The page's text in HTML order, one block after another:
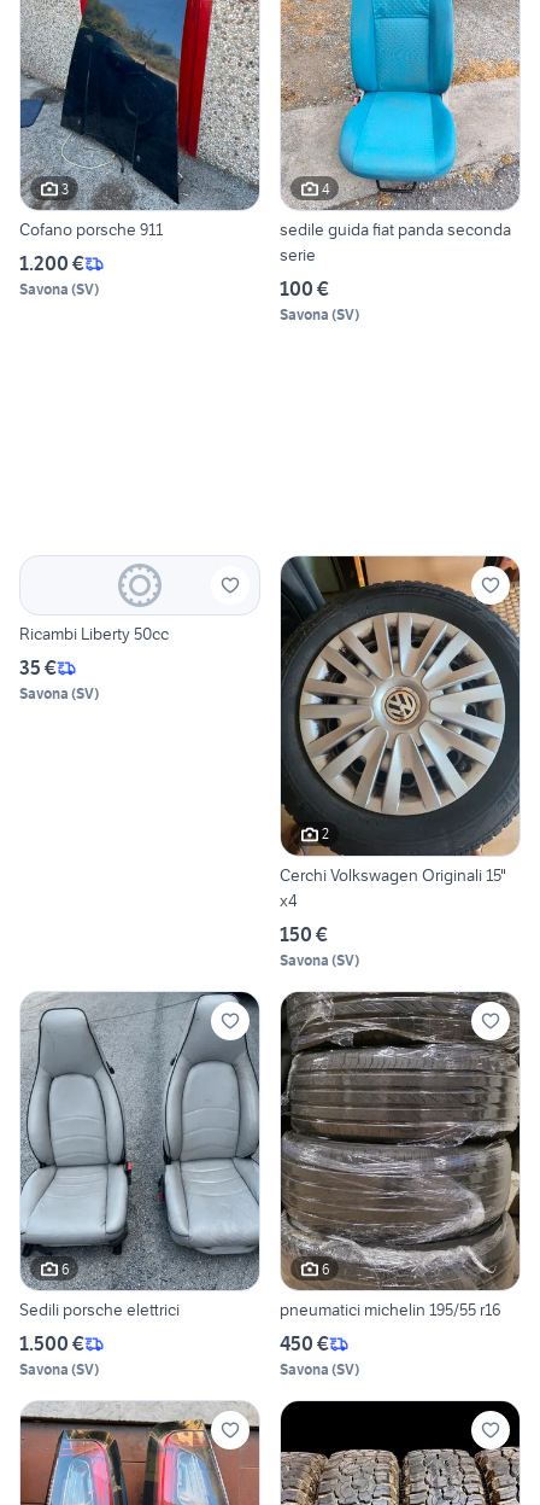
3
Cofano porsche 911
1.200 €
Savona (SV)
4
sedile guida fiat panda seconda
serie
100 €
Savona (SV)
Ricambi Liberty 50cc
35 €
Savona (SV)
2
Cerchi Volkswagen Originali 15"
x4
150 €
Savona (SV)
6
Sedili porsche elettrici
1.500 €
Savona (SV)
6
pneumatici michelin 195/55 r16
450 €
Savona (SV)